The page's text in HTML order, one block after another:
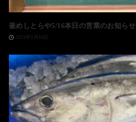
釜めしとらや5/16本日の営業のお知らせ
2021年5月16日